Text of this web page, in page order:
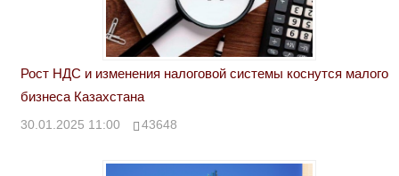
Рост НДС и изменения налоговой системы коснутся малого
бизнеса Казахстана
30.01.2025 11:00 43648